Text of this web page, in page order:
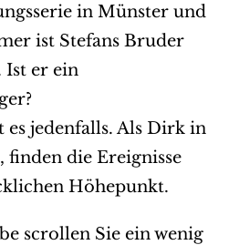
in Münster und
ist Stefans Bruder
Ist er ein
es jedenfalls. Als Dirk in
finden die Ereignisse
Höhepunkt.
scrollen Sie ein wenig